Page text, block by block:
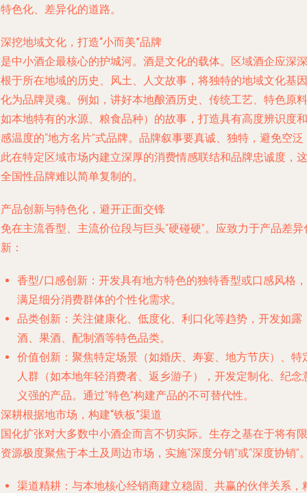
色化、差异化的道路。
挖地域文化，打造“小而美”品牌
中小酒企最核心的护城河。酒是文化的载体。区域酒企应深深
于所在地域的历史、风土、人文故事，将独特的地域文化基因
为品牌灵魂。例如，讲好本地酿酒历史、传统工艺、特色原料
本地特有的水源、粮食品种）的故事，打造具有高度辨识度和
温度的“地方名片”式品牌。品牌叙事要真诚、独特，避免空泛
在特定区域市场内建立深厚的消费情感联结和品牌忠诚度，这
国性品牌难以简单复制的。
品创新与特色化，避开正面交锋
在主流香型、主流价位段与巨头“硬碰硬”。应致力于产品差异
：
香型/口感创新 ：开发具有地方特色的独特香型或口感风格，
满足细分消费群体的个性化需求。
品类创新 ：关注健康化、低度化、利口化等趋势，开发如露
酒、果酒、配制酒等特色品类。
价值创新 ：聚焦特定场景（如婚庆、寿宴、地方节庆）、特
人群（如本地年轻消费者、返乡游子），开发定制化、纪念
义强的产品。通过“特色”构建产品的不可替代性。
耕根据地市场，构建“铁板”渠道
化扩张对大多数中小酒企而言不切实际。生存之基在于将有限
源极度聚焦于本土及周边市场 ，实施“深度分销”或“深度协销”
渠道精耕 ：与本地核心经销商建立稳固、共赢的伙伴关系，